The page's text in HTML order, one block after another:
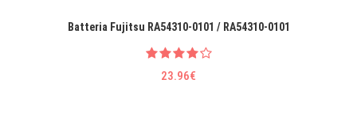
Batteria Fujitsu RA54310-0101 / RA54310-0101
23.96€